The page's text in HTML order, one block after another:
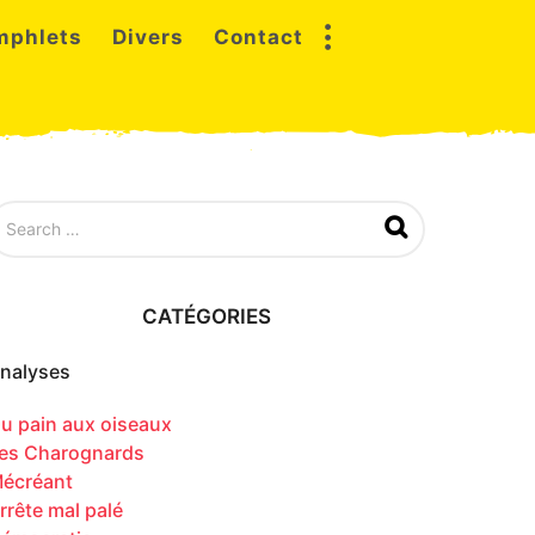
Divers Contact
CATÉGORIES
pain aux oiseaux
Charognards
mal palé